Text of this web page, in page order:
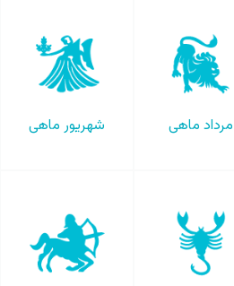
مرداد ماهی شهریور ماهی